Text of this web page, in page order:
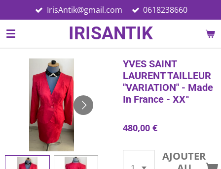
au
contenu
IRISANTIK
IrisAntik@gmail.com 0618238660
YVES SAINT
LAURENT TAILLEUR
"VARIATION" - Made
In France - XX°
480,00 €
AJOUTER